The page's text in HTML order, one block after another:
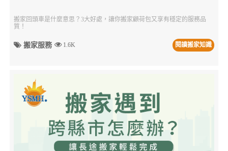
搬家回頭車是什麼意思？3大好處，讓你搬家顧荷包又享有穩定的服務品
質！
搬家服務 1.6K 閱讀搬家知識